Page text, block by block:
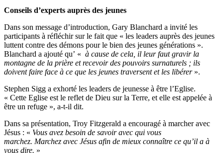
Conseils d’experts auprès des jeunes
Dans son message d’introduction, Gary Blanchard a invité les
participants à réfléchir sur le fait que « les leaders auprès des jeunes
luttent contre des démons pour le bien des jeunes générations ».
Blanchard a ajouté qu’ « à cause de cela, il leur faut gravir la
montagne de la prière et recevoir des pouvoirs surnaturels ; ils
doivent faire face à ce que les jeunes traversent et les libérer ».
Stephen Sigg a exhorté les leaders de jeunesse à être l’Eglise.
« Cette Eglise est le reflet de Dieu sur la Terre, et elle est appelée à
être un refuge », a-t-il dit.
Dans sa présentation, Troy Fitzgerald a encouragé à marcher avec
Jésus : « Vous avez besoin de savoir avec qui vous
marchez. Marchez avec Jésus afin de mieux connaître ce qu’il a à
vous dire. »